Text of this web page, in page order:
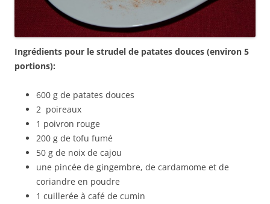
Ingrédients pour le strudel de patates douces (environ 5
portions):
600 g de patates douces
2 poireaux
1 poivron rouge
200 g de tofu fumé
50 g de noix de cajou
une pincée de gingembre, de cardamome et de
coriandre en poudre
1 cuillerée à café de cumin